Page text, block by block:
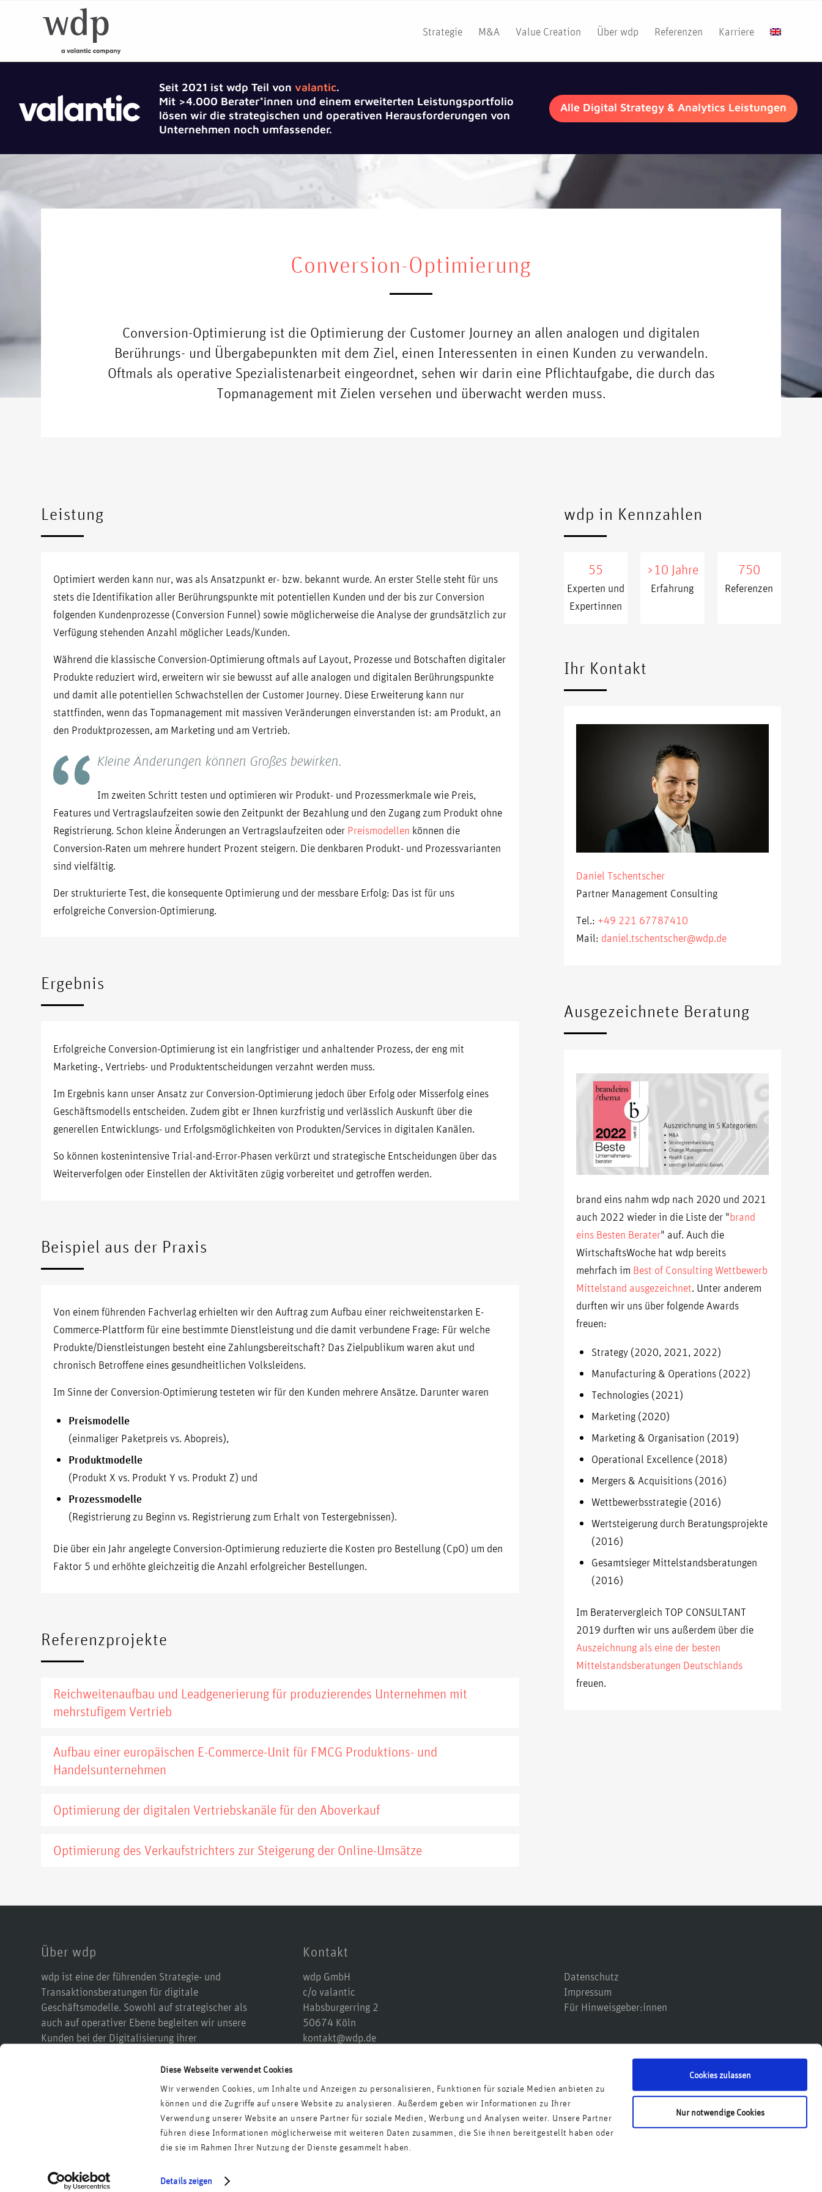
Diese Webseite verwendet Cookies
Wir verwenden Cookies, um Inhalte und Anzeigen zu personalisieren, Funktionen für soziale Medien anbieten zu
können und die Zugriffe auf unsere Website zu analysieren. Außerdem geben wir Informationen zu Ihrer
Verwendung unserer Website an unsere Partner für soziale Medien, Werbung und Analysen weiter. Unsere Partner
führen diese Informationen möglicherweise mit weiteren Daten zusammen, die Sie ihnen bereitgestellt haben oder
die sie im Rahmen Ihrer Nutzung der Dienste gesammelt haben.
Details zeigen
Cookies zulassen
Nur notwendige Cookies
Strategie M&A Value Creation Über wdp Referenzen Karriere
Seit 2021 ist wdp Teil von valantic.
Mit >4.000 Berater*innen und einem erweiterten Leistungsportfolio
lösen wir die strategischen und operativen Herausforderungen von
Unternehmen noch umfassender.
Alle Digital Strategy & Analytics Leistungen
Conversion-Optimierung
Conversion-Optimierung ist die Optimierung der Customer Journey an allen analogen und digitalen
Berührungs- und Übergabepunkten mit dem Ziel, einen Interessenten in einen Kunden zu verwandeln.
Oftmals als operative Spezialistenarbeit eingeordnet, sehen wir darin eine Pflichtaufgabe, die durch das
Topmanagement mit Zielen versehen und überwacht werden muss.
Leistung
Optimiert werden kann nur, was als Ansatzpunkt er- bzw. bekannt wurde. An erster Stelle steht für uns
stets die Identifikation aller Berührungspunkte mit potentiellen Kunden und der bis zur Conversion
folgenden Kundenprozesse (Conversion Funnel) sowie möglicherweise die Analyse der grundsätzlich zur
Verfügung stehenden Anzahl möglicher Leads/Kunden.
Während die klassische Conversion-Optimierung oftmals auf Layout, Prozesse und Botschaften digitaler
Produkte reduziert wird, erweitern wir sie bewusst auf alle analogen und digitalen Berührungspunkte
und damit alle potentiellen Schwachstellen der Customer Journey. Diese Erweiterung kann nur
stattfinden, wenn das Topmanagement mit massiven Veränderungen einverstanden ist: am Produkt, an
den Produktprozessen, am Marketing und am Vertrieb.
Kleine Änderungen können Großes bewirken.
Im zweiten Schritt testen und optimieren wir Produkt- und Prozessmerkmale wie Preis,
Features und Vertragslaufzeiten sowie den Zeitpunkt der Bezahlung und den Zugang zum Produkt ohne
Registrierung. Schon kleine Änderungen an Vertragslaufzeiten oder Preismodellen können die
Conversion-Raten um mehrere hundert Prozent steigern. Die denkbaren Produkt- und Prozessvarianten
sind vielfältig.
Der strukturierte Test, die konsequente Optimierung und der messbare Erfolg: Das ist für uns
erfolgreiche Conversion-Optimierung.
Ergebnis
Erfolgreiche Conversion-Optimierung ist ein langfristiger und anhaltender Prozess, der eng mit
Marketing-, Vertriebs- und Produktentscheidungen verzahnt werden muss.
Im Ergebnis kann unser Ansatz zur Conversion-Optimierung jedoch über Erfolg oder Misserfolg eines
Geschäftsmodells entscheiden. Zudem gibt er Ihnen kurzfristig und verlässlich Auskunft über die
generellen Entwicklungs- und Erfolgsmöglichkeiten von Produkten/Services in digitalen Kanälen.
So können kostenintensive Trial-and-Error-Phasen verkürzt und strategische Entscheidungen über das
Weiterverfolgen oder Einstellen der Aktivitäten zügig vorbereitet und getroffen werden.
Beispiel aus der Praxis
Von einem führenden Fachverlag erhielten wir den Auftrag zum Aufbau einer reichweitenstarken E-
Commerce-Plattform für eine bestimmte Dienstleistung und die damit verbundene Frage: Für welche
Produkte/Dienstleistungen besteht eine Zahlungsbereitschaft? Das Zielpublikum waren akut und
chronisch Betroffene eines gesundheitlichen Volksleidens.
Im Sinne der Conversion-Optimierung testeten wir für den Kunden mehrere Ansätze. Darunter waren
Preismodelle
(einmaliger Paketpreis vs. Abopreis),
Produktmodelle
(Produkt X vs. Produkt Y vs. Produkt Z) und
Prozessmodelle
(Registrierung zu Beginn vs. Registrierung zum Erhalt von Testergebnissen).
Die über ein Jahr angelegte Conversion-Optimierung reduzierte die Kosten pro Bestellung (CpO) um den
Faktor 5 und erhöhte gleichzeitig die Anzahl erfolgreicher Bestellungen.
Referenzprojekte
Reichweitenaufbau und Leadgenerierung für produzierendes Unternehmen mit
mehrstufigem Vertrieb
Aufbau einer europäischen E-Commerce-Unit für FMCG Produktions- und
Handelsunternehmen
Optimierung der digitalen Vertriebskanäle für den Aboverkauf
Optimierung des Verkaufstrichters zur Steigerung der Online-Umsätze
wdp in Kennzahlen
55
Experten und
Expertinnen
>10 Jahre
Erfahrung
750
Referenzen
Ihr Kontakt
Daniel Tschentscher
Partner Management Consulting
Tel.: +49 221 67787410
Mail: daniel.tschentscher@wdp.de
Ausgezeichnete Beratung
brand eins nahm wdp nach 2020 und 2021
auch 2022 wieder in die Liste der "brand
eins Besten Berater" auf. Auch die
WirtschaftsWoche hat wdp bereits
mehrfach im Best of Consulting Wettbewerb
Mittelstand ausgezeichnet. Unter anderem
durften wir uns über folgende Awards
freuen:
Strategy (2020, 2021, 2022)
Manufacturing & Operations (2022)
Technologies (2021)
Marketing (2020)
Marketing & Organisation (2019)
Operational Excellence (2018)
Mergers & Acquisitions (2016)
Wettbewerbsstrategie (2016)
Wertsteigerung durch Beratungsprojekte
(2016)
Gesamtsieger Mittelstandsberatungen
(2016)
Im Beratervergleich TOP CONSULTANT
2019 durften wir uns außerdem über die
Auszeichnung als eine der besten
Mittelstandsberatungen Deutschlands
freuen.
Über wdp
wdp ist eine der führenden Strategie- und
Transaktionsberatungen für digitale
Geschäftsmodelle. Sowohl auf strategischer als
auch auf operativer Ebene begleiten wir unsere
Kunden bei der Digitalisierung ihrer
M&A-Prozessen sowie bei einer möglichen
Reorganisation. Dabei greifen wir auf die
Erfahrungen aus mehr als 700 Projekten und ein
betreutes Transaktionsvolumen von mehr als 20
Kontakt
wdp GmbH
c/o valantic
Habsburgerring 2
50674 Köln
kontakt@wdp.de
Datenschutz
Impressum
Für Hinweisgeber:innen